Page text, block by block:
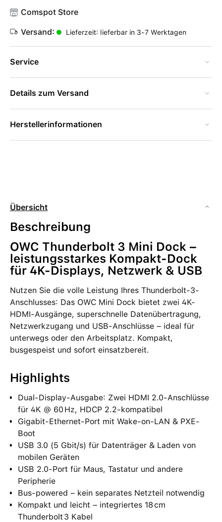
Comspot Store
Versand: Lieferzeit: lieferbar in 3-7 Werktagen
Service
Details zum Versand
Herstellerinformationen
Übersicht
Beschreibung
OWC Thunderbolt 3 Mini Dock –
leistungsstarkes Kompakt-Dock
für 4K-Displays, Netzwerk & USB
Nutzen Sie die volle Leistung Ihres Thunderbolt-3-
Anschlusses: Das OWC Mini Dock bietet zwei 4K-
HDMI-Ausgänge, superschnelle Datenübertragung,
Netzwerkzugang und USB-Anschlüsse – ideal für
unterwegs oder den Arbeitsplatz. Kompakt,
busgespeist und sofort einsatzbereit.
Highlights
Dual-Display-Ausgabe: Zwei HDMI 2.0-Anschlüsse
für 4K @ 60 Hz, HDCP 2.2-kompatibel
Gigabit-Ethernet-Port mit Wake-on-LAN & PXE-
Boot
USB 3.0 (5 Gbit/s) für Datenträger & Laden von
mobilen Geräten
USB 2.0-Port für Maus, Tastatur und andere
Peripherie
Bus-powered – kein separates Netzteil notwendig
Kompakt und leicht – integriertes 18 cm
Thunderbolt 3 Kabel